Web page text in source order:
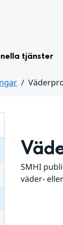
tjänster
SMHI
väder-